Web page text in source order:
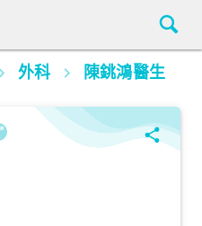
外科 陳銚鴻醫生